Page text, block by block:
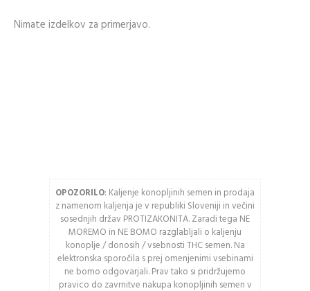
Nimate izdelkov za primerjavo.
OPOZORILO: Kaljenje konopljinih semen in prodaja
z namenom kaljenja je v republiki Sloveniji in večini
sosednjih držav PROTIZAKONITA. Zaradi tega NE
MOREMO in NE BOMO razglabljali o kaljenju
konoplje / donosih / vsebnosti THC semen. Na
elektronska sporočila s prej omenjenimi vsebinami
ne bomo odgovarjali. Prav tako si pridržujemo
pravico do zavrnitve nakupa konopljinih semen v
Zgodovina slednja
Osveži varnostno
kodo
Pozor: Captcha razlikuje
med velikimi in malimi
črkami.